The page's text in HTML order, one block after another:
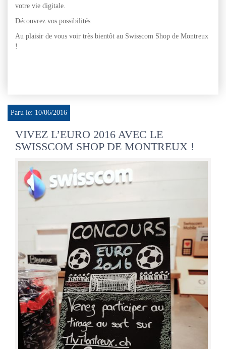
votre vie digitale.
Découvrez vos possibilités.
Au plaisir de vous voir très bientôt au Swisscom Shop de Montreux
!
Paru le: 10/06/2016
VIVEZ L’EURO 2016 AVEC LE
SWISSCOM SHOP DE MONTREUX !